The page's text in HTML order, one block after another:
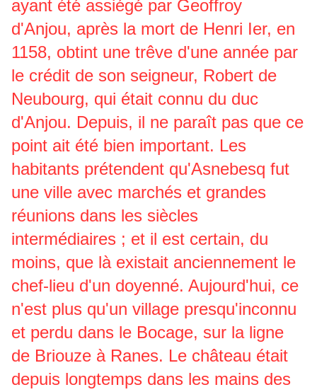
ayant été assiégé par Geoffroy
d'Anjou, après la mort de Henri Ier, en
1158, obtint une trêve d'une année par
le crédit de son seigneur, Robert de
Neubourg, qui était connu du duc
d'Anjou. Depuis, il ne paraît pas que ce
point ait été bien important. Les
habitants prétendent qu'Asnebesq fut
une ville avec marchés et grandes
réunions dans les siècles
intermédiaires ; et il est certain, du
moins, que là existait anciennement le
chef-lieu d'un doyenné. Aujourd'hui, ce
n'est plus qu'un village presqu'inconnu
et perdu dans le Bocage, sur la ligne
de Briouze à Ranes. Le château était
depuis longtemps dans les mains des